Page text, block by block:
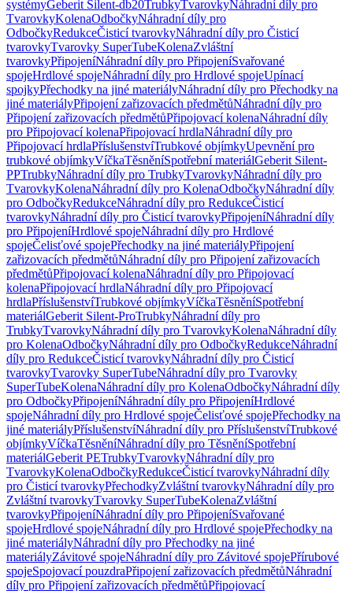
systémyGeberit Silent-db20TrubkyTvarovkyNáhradní díly pro
TvarovkyKolenaOdbočkyNáhradní díly pro
OdbočkyRedukceČisticí tvarovkyNáhradní díly pro Čisticí
tvarovkyTvarovky SuperTubeKolenaZvláštní
tvarovkyPřipojeníNáhradní díly pro PřipojeníSvařované
spojeHrdlové spojeNáhradní díly pro Hrdlové spojeUpínací
spojkyPřechodky na jiné materiályNáhradní díly pro Přechodky na
jiné materiályPřipojení zařizovacích předmětůNáhradní díly pro
Připojení zařizovacích předmětůPřipojovací kolenaNáhradní díly
pro Připojovací kolenaPřipojovací hrdlaNáhradní díly pro
Připojovací hrdlaPříslušenstvíTrubkové objímkyUpevnění pro
trubkové objímkyVíčkaTěsněníSpotřební materiálGeberit Silent-
PPTrubkyNáhradní díly pro TrubkyTvarovkyNáhradní díly pro
TvarovkyKolenaNáhradní díly pro KolenaOdbočkyNáhradní díly
pro OdbočkyRedukceNáhradní díly pro RedukceČisticí
tvarovkyNáhradní díly pro Čisticí tvarovkyPřipojeníNáhradní díly
pro PřipojeníHrdlové spojeNáhradní díly pro Hrdlové
spojeČelisťové spojePřechodky na jiné materiályPřipojení
zařizovacích předmětůNáhradní díly pro Připojení zařizovacích
předmětůPřipojovací kolenaNáhradní díly pro Připojovací
kolenaPřipojovací hrdlaNáhradní díly pro Připojovací
hrdlaPříslušenstvíTrubkové objímkyVíčkaTěsněníSpotřební
materiálGeberit Silent-ProTrubkyNáhradní díly pro
TrubkyTvarovkyNáhradní díly pro TvarovkyKolenaNáhradní díly
pro KolenaOdbočkyNáhradní díly pro OdbočkyRedukceNáhradní
díly pro RedukceČisticí tvarovkyNáhradní díly pro Čisticí
tvarovkyTvarovky SuperTubeNáhradní díly pro Tvarovky
SuperTubeKolenaNáhradní díly pro KolenaOdbočkyNáhradní díly
pro OdbočkyPřipojeníNáhradní díly pro PřipojeníHrdlové
spojeNáhradní díly pro Hrdlové spojeČelisťové spojePřechodky na
jiné materiályPříslušenstvíNáhradní díly pro PříslušenstvíTrubkové
objímkyVíčkaTěsněníNáhradní díly pro TěsněníSpotřební
materiálGeberit PETrubkyTvarovkyNáhradní díly pro
TvarovkyKolenaOdbočkyRedukceČisticí tvarovkyNáhradní díly
pro Čisticí tvarovkyPřechodkyZvláštní tvarovkyNáhradní díly pro
Zvláštní tvarovkyTvarovky SuperTubeKolenaZvláštní
tvarovkyPřipojeníNáhradní díly pro PřipojeníSvařované
spojeHrdlové spojeNáhradní díly pro Hrdlové spojePřechodky na
jiné materiályNáhradní díly pro Přechodky na jiné
materiályZávitové spojeNáhradní díly pro Závitové spojePřírubové
spojeSpojovací pouzdraPřipojení zařizovacích předmětůNáhradní
díly pro Připojení zařizovacích předmětůPřipojovací